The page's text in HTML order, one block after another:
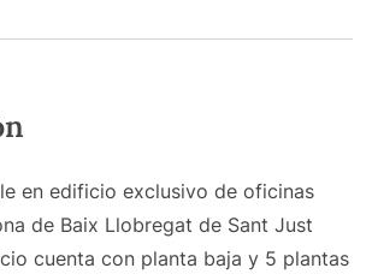
en edificio exclusivo de oficinas
de Baix Llobregat de Sant Just
cuenta con planta baja y 5 plantas